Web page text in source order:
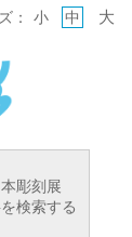
彫刻展
検索する
： 小 中 大